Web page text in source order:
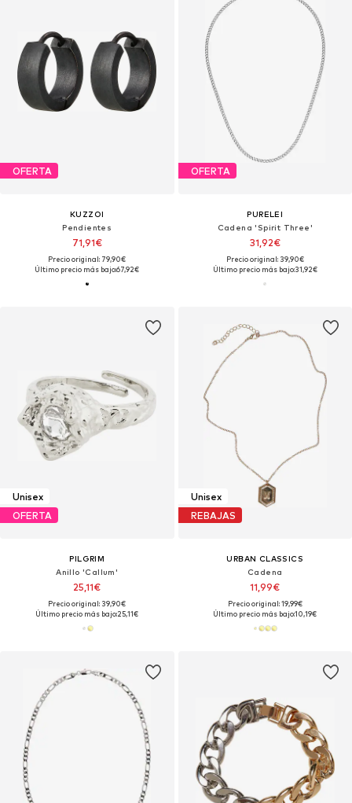
OFERTA
KUZZOI
Pendientes
71,91€
Precio original: 79,90€
Último precio más bajo:67,92€
OFERTA
PURELEI
Cadena 'Spirit Three'
31,92€
Precio original: 39,90€
Último precio más bajo:31,92€
Unisex
OFERTA
PILGRIM
Anillo 'Callum'
25,11€
Precio original: 39,90€
Último precio más bajo:25,11€
Unisex
REBAJAS
URBAN CLASSICS
Cadena
11,99€
Precio original: 19,99€
Último precio más bajo:10,19€